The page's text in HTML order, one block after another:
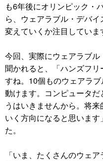
も6年後にオリンピック・
ら、ウェアラブル・デバ
変えていくか注目していま
今回、実際にウェアラブ
聞かれると、「ハンズフ
すね。10個ものウェアラ
動けます。コンピュータ
うはいきませんから。将
いく方向になると思いま
た。
「いま、たくさんのウェ